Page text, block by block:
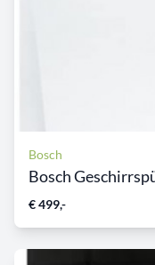
Bosch
Bosch
€ 499,-